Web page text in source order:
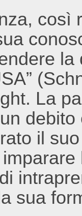
così
la
La
il
sua